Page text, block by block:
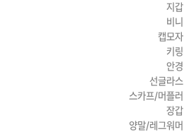
지갑
비니
캡모자
키링
안경
선글라스
스카프/머플러
장갑
양말/레그워머